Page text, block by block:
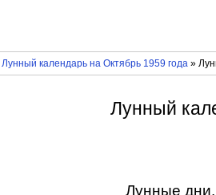
Лунный календарь на Октябрь 1959 года»
Лунный
Лунные